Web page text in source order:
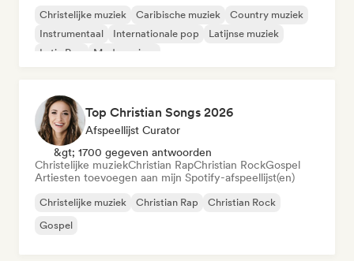
Christelijke muziek Caribische muziek
Country muziek
Instrumentaal
Internationale pop
Latijnse muziek
Latin Pop
Moderne jazz
Top Christian Songs 2026
Afspeellijst Curator
&gt; 1700 gegeven antwoorden
Christelijke muziekChristian RapChristian RockGospel
Artiesten toevoegen aan mijn Spotify-afspeellijst(en)
Christelijke muziek Christian Rap
Christian Rock
Gospel